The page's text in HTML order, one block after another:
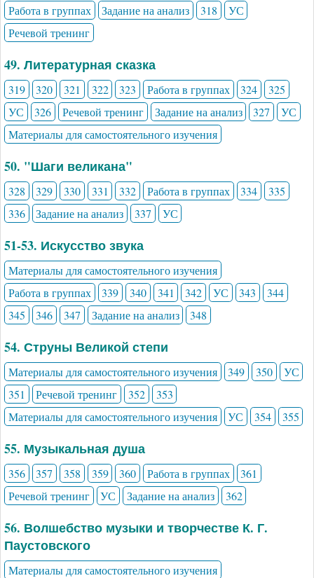
Работа в группах
Задание на анализ 318
УС
Речевой тренинг
49. Литературная сказка
319 320 321 322 323 Работа в группах 324
325
УС
326 Речевой тренинг Задание на анализ 327
УС
Материалы для самостоятельного изучения
50. "Шаги великана"
328 329 330 331 332 Работа в группах 334
335
336
Задание на анализ 337 УС
51-53. Искусство звука
Материалы для самостоятельного изучения
Работа в группах
339 340 341 342 УС 343
344
345
346 347 Задание на анализ 348
54. Струны Великой степи
Материалы для самостоятельного изучения 349 350
УС
351
Речевой тренинг 352
353
Материалы для самостоятельного изучения
УС 354 355
55. Музыкальная душа
356 357 358 359 360 Работа в группах
361
Речевой тренинг
УС Задание на анализ 362
56. Волшебство музыки и творчестве К. Г.
Паустовского
Материалы для самостоятельного изучения